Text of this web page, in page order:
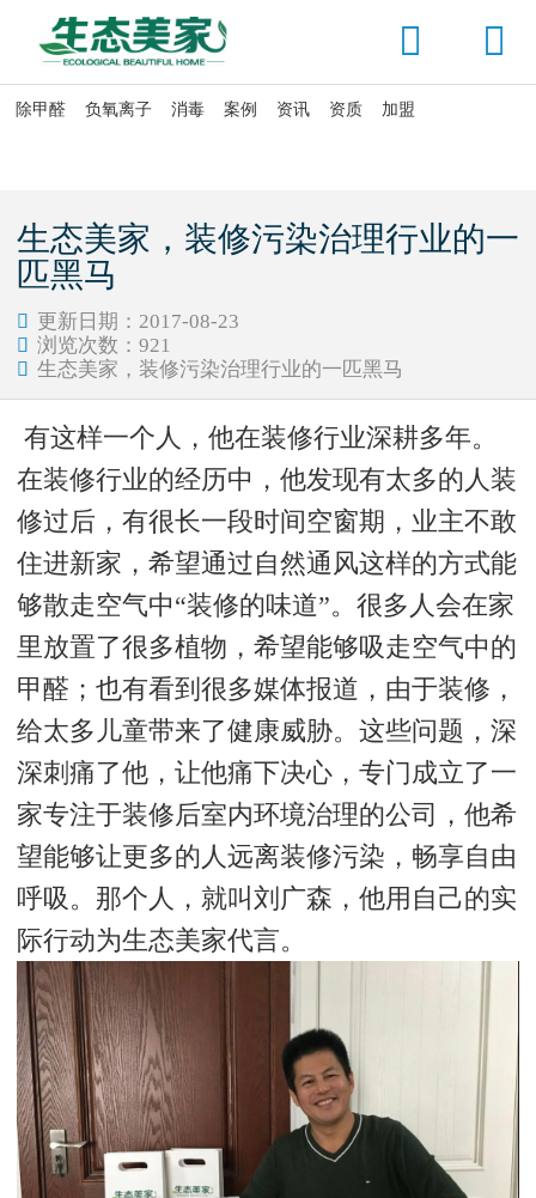


除甲醛 负氧离子 消毒 案例 资讯 资质 加盟
生态美家，装修污染治理行业的一
匹黑马
 更新日期：2017-08-23
 浏览次数： 921
 生态美家，装修污染治理行业的一匹黑马
有这样一个人，他在装修行业深耕多年。
在装修行业的经历中，他发现有太多的人装
修过后，有很长一段时间空窗期，业主不敢
住进新家，希望通过自然通风这样的方式能
够散走空气中“装修的味道”。很多人会在家
里放置了很多植物，希望能够吸走空气中的
甲醛；也有看到很多媒体报道，由于装修，
给太多儿童带来了健康威胁。这些问题，深
深刺痛了他，让他痛下决心，专门成立了一
家专注于装修后室内环境治理的公司，他希
望能够让更多的人远离装修污染，畅享自由
呼吸。那个人，就叫刘广森，他用自己的实
际行动为生态美家代言。